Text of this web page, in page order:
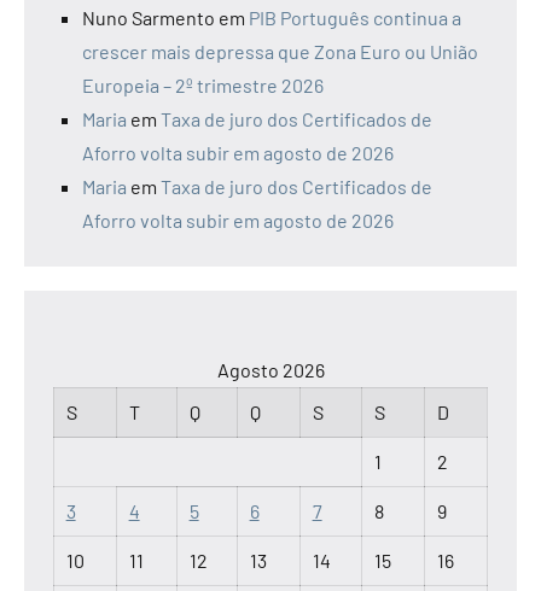
Nuno Sarmento em PIB Português continua a
crescer mais depressa que Zona Euro ou União
Europeia – 2º trimestre 2026
Maria em Taxa de juro dos Certificados de
Aforro volta subir em agosto de 2026
Maria em Taxa de juro dos Certificados de
Aforro volta subir em agosto de 2026
Agosto 2026
S
T Q Q S S D
1 2
3 4 5 6 7 8 9
10 11 12 13 14 15 16